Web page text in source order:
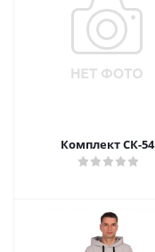
Комплект СК-54